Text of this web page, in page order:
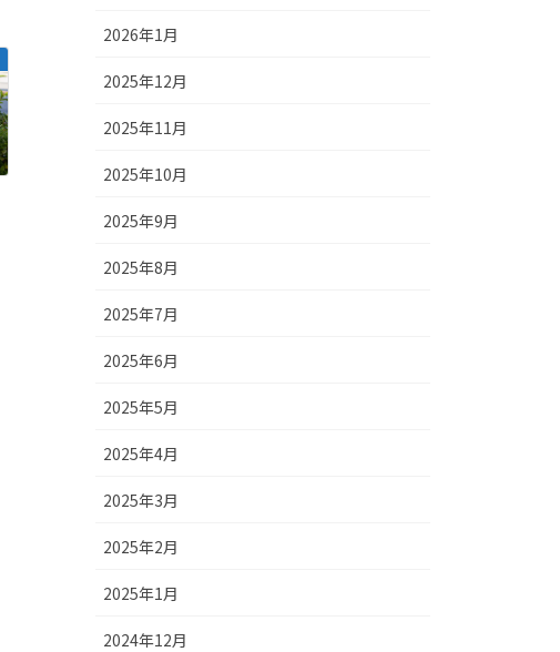
2026年1月
2025年12月
2025年11月
2025年10月
2025年9月
2025年8月
2025年7月
2025年6月
2025年5月
2025年4月
2025年3月
2025年2月
2025年1月
2024年12月